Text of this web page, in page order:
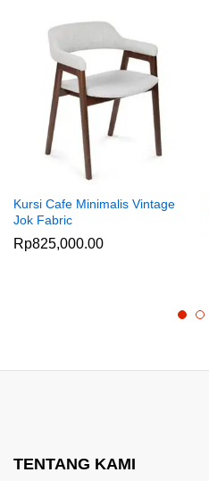
Kursi Cafe Minimalis Vintage
Jok Fabric
Rp825,000.00
TENTANG KAMI